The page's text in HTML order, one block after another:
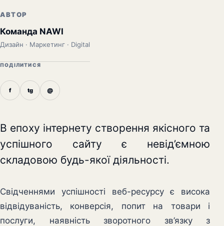
АВТОР
Команда NAWI
Дизайн · Маркетинг · Digital
ПОДІЛИТИСЯ
f tg @
В епоху інтернету створення якісного та
успішного сайту є невід’ємною
складовою будь-якої діяльності.
Свідченнями успішності веб-ресурсу є висока
відвідуваність, конверсія, попит на товари і
послуги, наявність зворотного зв’язку з